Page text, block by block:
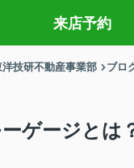
来店予約
技研不動産事業部 ブロ
ゲージとは